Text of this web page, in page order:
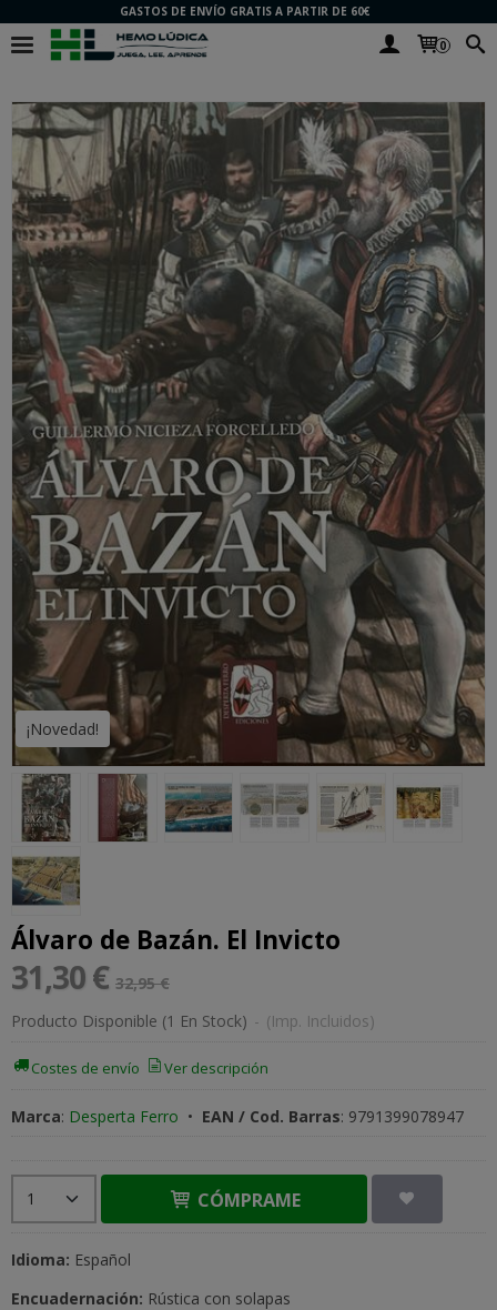
GASTOS DE ENVÍO GRATIS A PARTIR DE 60€
0
¡Novedad!
Álvaro de Bazán. El Invicto
31,30 € 32,95 €
Producto Disponible (1 En Stock) - (Imp. Incluidos)
Costes de envío Ver descripción
Marca: Desperta Ferro • EAN / Cod. Barras: 9791399078947
CÓMPRAME
Idioma: Español
Encuadernación: Rústica con solapas